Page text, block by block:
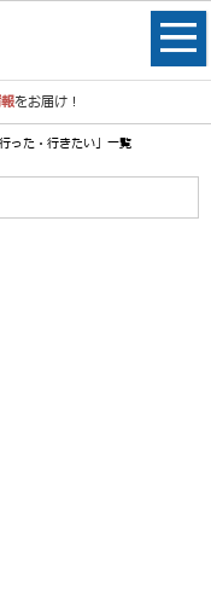
をお届け！
った・行きたい」一覧